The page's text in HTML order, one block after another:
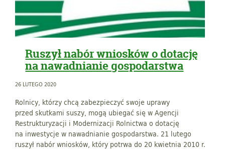
Ruszył nabór wniosków o dotację
na nawadnianie gospodarstwa
26 LUTEGO 2020
Rolnicy, którzy chcą zabezpieczyć swoje uprawy
przed skutkami suszy, mogą ubiegać się w Agencji
Restrukturyzacji i Modernizacji Rolnictwa o dotację
na inwestycje w nawadnianie gospodarstwa. 21 lutego
ruszył nabór wniosków, który potrwa do 20 kwietnia 2010 r.